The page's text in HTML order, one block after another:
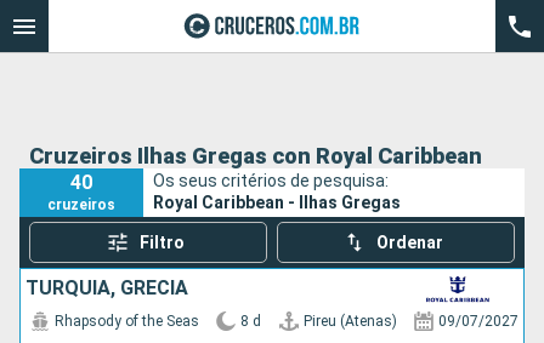
Cruzeiros Ilhas Gregas con Royal Caribbean
40
cruzeiros
Os seus critérios de pesquisa:
Royal Caribbean - Ilhas Gregas
Filtro Ordenar
TURQUIA, GRÉCIA
Rhapsody of the Seas 8 d Pireu (Atenas) 09/07/2027